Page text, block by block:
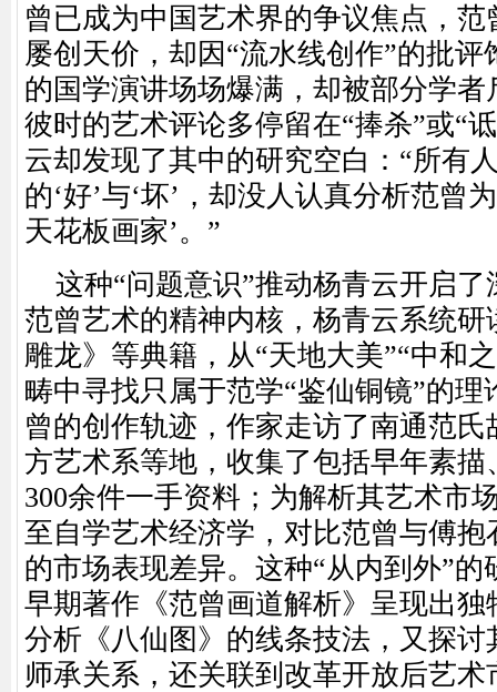
曾已成为中国艺术界的争议焦点，
屡创天价，却因“流水线创作”的批
的国学演讲场场爆满，却被部分学者
彼时的艺术评论多停留在“捧杀”或“
云却发现了其中的研究空白：“所有
的‘好’与‘坏’，却没人认真分析范曾
天花板画家’。”
这种“问题意识”推动杨青云开启
范曾艺术的精神内核，杨青云系统研
雕龙》等典籍，从“天地大美”“中和
畴中寻找只属于范学“鉴仙铜镜”的理
曾的创作轨迹，作家走访了南通范
方艺术系等地，收集了包括早年素描
300余件一手资料；为解析其艺术市
至自学艺术经济学，对比范曾与傅
的市场表现差异。这种“从内到外”的
早期著作《范曾画道解析》呈现出独
分析《八仙图》的线条技法，又探讨
师承关系，还关联到改革开放后艺